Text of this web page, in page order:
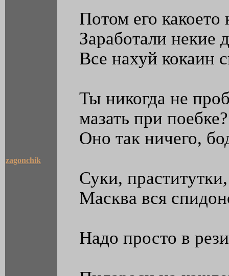
zagonchik
Потом его
Заработали некие
Все нахуй кокаин
Ты никогда не
мазать при поебке?
Оно так ничего,
Суки,
Масква вся
Надо просто в